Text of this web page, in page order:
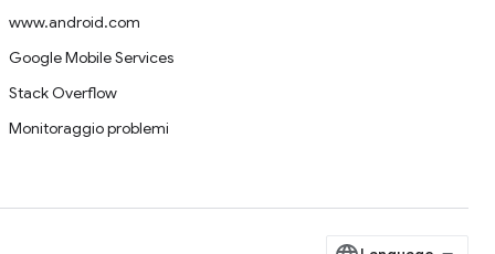
www.android.com
Google Mobile Services
Stack Overflow
Monitoraggio problemi